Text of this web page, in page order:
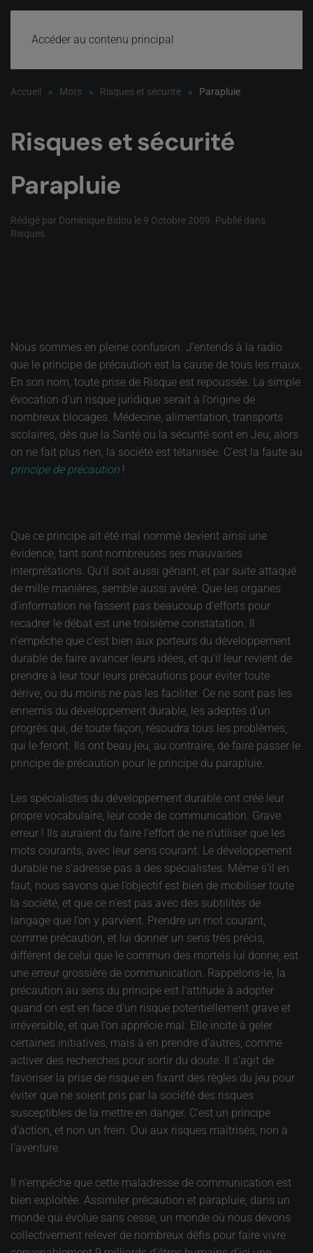
Accéder au contenu principal
Accueil Mots Risques et sécurité Parapluie
Risques et sécurité
Parapluie
Rédigé par Dominique Bidou le 9 Octobre 2009 . Publié dans
Risques
Nous sommes en pleine confusion. J’entends à la radio
que le principe de précaution est la cause de tous les maux.
En son nom, toute prise de Risque est repoussée. La simple
évocation d’un risque juridique serait à l’origine de
nombreux blocages. Médecine, alimentation, transports
scolaires, dès que la Santé ou la sécurité sont en Jeu, alors
on ne fait plus rien, la société est tétanisée. C’est la faute au
principe de précaution !
Que ce principe ait été mal nommé devient ainsi une
évidence, tant sont nombreuses ses mauvaises
interprétations. Qu’il soit aussi gênant, et par suite attaqué
de mille manières, semble aussi avéré. Que les organes
d’information ne fassent pas beaucoup d’efforts pour
recadrer le débat est une troisième constatation. Il
n’empêche que c’est bien aux porteurs du développement
durable de faire avancer leurs idées, et qu’il leur revient de
prendre à leur tour leurs précautions pour éviter toute
dérive, ou du moins ne pas les faciliter. Ce ne sont pas les
ennemis du développement durable, les adeptes d’un
progrès qui, de toute façon, résoudra tous les problèmes,
qui le feront. Ils ont beau jeu, au contraire, de faire passer le
principe de précaution pour le principe du parapluie.
Les spécialistes du développement durable ont créé leur
propre vocabulaire, leur code de communication. Grave
erreur ! Ils auraient du faire l’effort de ne n’utiliser que les
mots courants, avec leur sens courant. Le développement
durable ne s’adresse pas à des spécialistes. Même s’il en
faut, nous savons que l’objectif est bien de mobiliser toute
la société, et que ce n’est pas avec des subtilités de
langage que l’on y parvient. Prendre un mot courant,
comme précaution, et lui donner un sens très précis,
différent de celui que le commun des mortels lui donne, est
une erreur grossière de communication. Rappelons-le, la
précaution au sens du principe est l’attitude à adopter
quand on est en face d’un risque potentiellement grave et
irréversible, et que l’on apprécie mal. Elle incite à geler
certaines initiatives, mais à en prendre d’autres, comme
activer des recherches pour sortir du doute. Il s’agit de
favoriser la prise de risque en fixant des règles du jeu pour
éviter que ne soient pris par la société des risques
susceptibles de la mettre en danger. C’est un principe
d’action, et non un frein. Oui aux risques maîtrisés, non à
l’aventure.
Il n’empêche que cette maladresse de communication est
bien exploitée. Assimiler précaution et parapluie, dans un
monde qui évolue sans cesse, un monde où nous devons
collectivement relever de nombreux défis pour faire vivre